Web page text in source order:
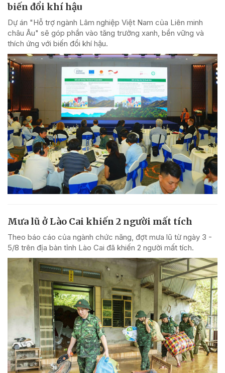
biến đổi khí hậu
Dự án "Hỗ trợ ngành Lâm nghiệp Việt Nam của Liên minh
châu Âu" sẽ góp phần vào tăng trưởng xanh, bền vững và
thích ứng với biến đổi khí hậu.
Mưa lũ ở Lào Cai khiến 2 người mất tích
Theo báo cáo của ngành chức năng, đợt mưa lũ từ ngày 3 -
5/8 trên địa bàn tỉnh Lào Cai đã khiến 2 người mất tích.